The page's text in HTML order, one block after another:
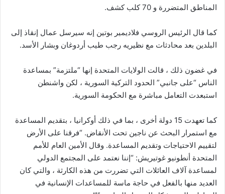
المناطق المتضررة و 70 كلب كشف.
كما قال الرئيس الروسي فلاديمير بوتين إنه سيرسل عمال إنقاذ إلى
البلدين بعد محادثات مع نظيريه رجب طيب أردوغان وبشار الأسد.
في غضون ذلك ، قالت الولايات المتحدة إنها “ملتزمة” بمساعدة
الناس “على جانبي” الحدود التركية السورية ، لكن واشنطن
استبعدت التعامل مباشرة مع الحكومة السورية.
كما تعهدت 15 دولة أخرى ، بما في ذلك أوكرانيا ، بتقديم المساعدة
مع استمرار البحث عن ناجين تحت الأنقاض. “فرقنا على الأرض
لتقييم الاحتياجات وتقديم المساعدة. وقال الأمين العام للأمم
المتحدة أنطونيو غوتيريش: “إننا نعتمد على المجتمع الدولي
لمساعدة آلاف العائلات التي تضررت من هذه الكارثة ، والتي كان
العديد منها بالفعل في حاجة ماسة للمساعدات الإنسانية في